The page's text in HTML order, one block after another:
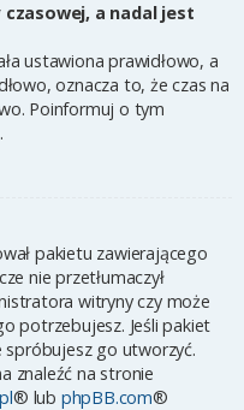
a nadal jest
ustawiona prawidłowo, a
oznacza to, że czas na
Poinformuj o tym
pakietu zawierającego
nie przetłumaczył
witryny czy może
potrzebujesz. Jeśli pakiet
go utworzyć.
znaleźć na stronie
® lub phpBB.com®